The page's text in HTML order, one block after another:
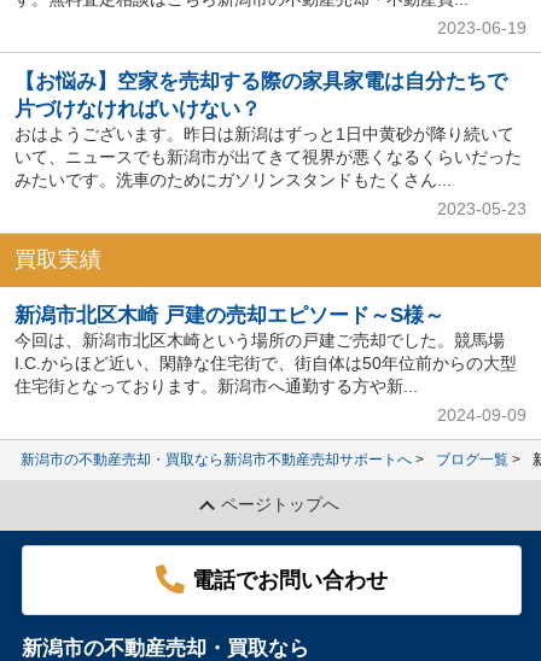
2023-06-19
【お悩み】空家を売却する際の家具家電は自分たちで
片づけなければいけない？
おはようございます。昨日は新潟はずっと1日中黄砂が降り続いて
いて、ニュースでも新潟市が出てきて視界が悪くなるくらいだった
みたいです。洗車のためにガソリンスタンドもたくさん...
2023-05-23
買取実績
新潟市北区木崎 戸建の売却エピソード～S様～
今回は、新潟市北区木崎という場所の戸建ご売却でした。競馬場
I.C.からほど近い、閑静な住宅街で、街自体は50年位前からの大型
住宅街となっております。新潟市へ通勤する方や新...
2024-09-09
新潟市の不動産売却・買取なら新潟市不動産売却サポートへ ブログ一覧
ページトップへ
電話でお問い合わせ
新潟市の不動産売却・買取なら